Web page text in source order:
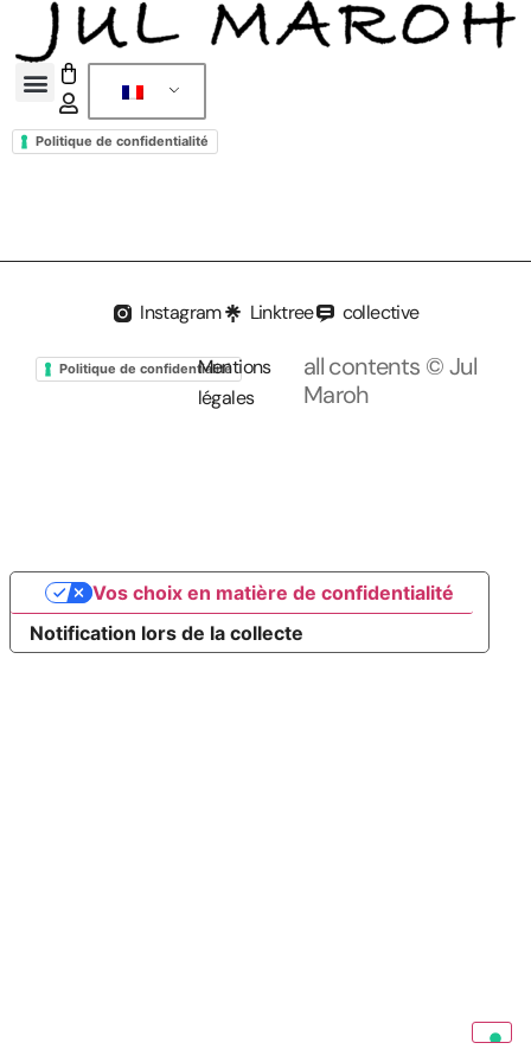
Politique de confidentialité
Instagram Linktree collective
Politique de confidentialitéMentions
légales
all contents © Jul
Maroh
Notification lors de la collecte
Vos choix en matière de confidentialité